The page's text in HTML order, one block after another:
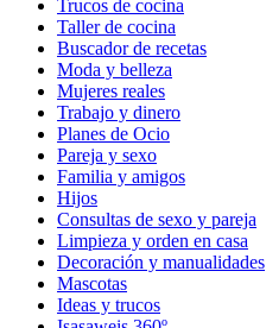
Trucos de cocina
Taller de cocina
Buscador de recetas
Moda y belleza
Mujeres reales
Trabajo y dinero
Planes de Ocio
Pareja y sexo
Familia y amigos
Hijos
Consultas de sexo y pareja
Limpieza y orden en casa
Decoración y manualidades
Mascotas
Ideas y trucos